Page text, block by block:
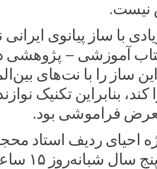
نیست.
با ساز پیانوی ایرانی
آموزشی – پژوهشی
ساز را با نت‌های
بنابراین تکنیک
معرض فراموشی بود.
احیای ردیف استاد
آغاز کردم و حدود